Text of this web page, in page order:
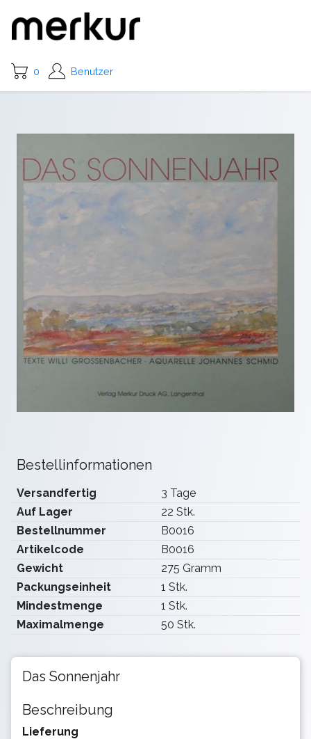
0 Benutzer
Bestellinformationen
Versandfertig
3 Tage
Auf Lager
22 Stk.
Bestellnummer
B0016
Artikelcode
B0016
Gewicht
275 Gramm
Packungseinheit
1 Stk.
Mindestmenge
1 Stk.
Maximalmenge
50 Stk.
Das Sonnenjahr
Beschreibung
Lieferung